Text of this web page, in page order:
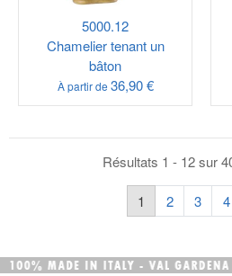
5000.12
Chamelier tenant un
bâton
À partir de 36,90 €
Résultats 1 - 12 sur
1 2 3 4